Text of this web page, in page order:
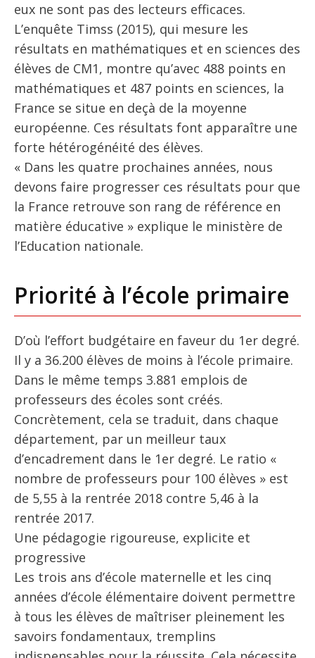
eux ne sont pas des lecteurs efficaces.
L’enquête Timss (2015), qui mesure les
résultats en mathématiques et en sciences des
élèves de CM1, montre qu’avec 488 points en
mathématiques et 487 points en sciences, la
France se situe en deçà de la moyenne
européenne. Ces résultats font apparaître une
forte hétérogénéité des élèves.
« Dans les quatre prochaines années, nous
devons faire progresser ces résultats pour que
la France retrouve son rang de référence en
matière éducative » explique le ministère de
l’Education nationale.
Priorité à l’école primaire
D’où l’effort budgétaire en faveur du 1er degré.
Il y a 36.200 élèves de moins à l’école primaire.
Dans le même temps 3.881 emplois de
professeurs des écoles sont créés.
Concrètement, cela se traduit, dans chaque
département, par un meilleur taux
d’encadrement dans le 1er degré. Le ratio «
nombre de professeurs pour 100 élèves » est
de 5,55 à la rentrée 2018 contre 5,46 à la
rentrée 2017.
Une pédagogie rigoureuse, explicite et
progressive
Les trois ans d’école maternelle et les cinq
années d’école élémentaire doivent permettre
à tous les élèves de maîtriser pleinement les
savoirs fondamentaux, tremplins